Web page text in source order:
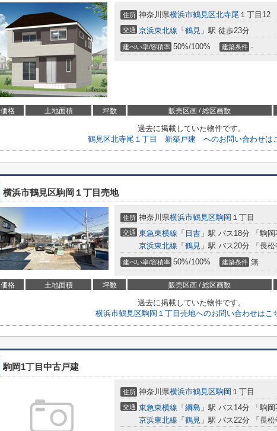
住所 神奈川県横浜市鶴見区北寺尾 １丁目12
交通 京浜東北線 「 鶴見 」駅 徒歩23分
建ぺい率/容積率 50%/100% 建築条件 -
価格 土地面積 坪数 販売区画 / 総区画数
過去に掲載していた物件です。
鶴見区北寺尾１丁目 新築戸建 へのお問い合わせは
横浜市鶴見区駒岡１丁目売地
住所 神奈川県横浜市鶴見区駒岡 １丁目
交通 東急東横線 「 日吉 」駅 バス18分 「駒
京浜東北線 「 鶴見 」駅 バス20分 「長
建ぺい率/容積率 50%/100% 建築条件 無
価格 土地面積 坪数 販売区画 / 総区画数
過去に掲載していた物件です。
横浜市鶴見区駒岡１丁目売地へのお問い合わせはこ
駒岡1丁目中古戸建
住所 神奈川県横浜市鶴見区駒岡 １丁目
交通 東急東横線 「 綱島 」駅 バス14分 「駒
京浜東北線 「 鶴見 」駅 バス22分 「長